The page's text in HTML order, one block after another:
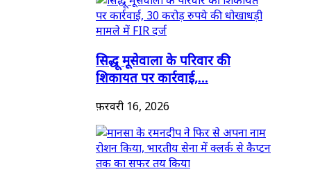
सिद्धू मूसेवाला के परिवार की
शिकायत पर कार्रवाई,...
फ़रवरी 16, 2026